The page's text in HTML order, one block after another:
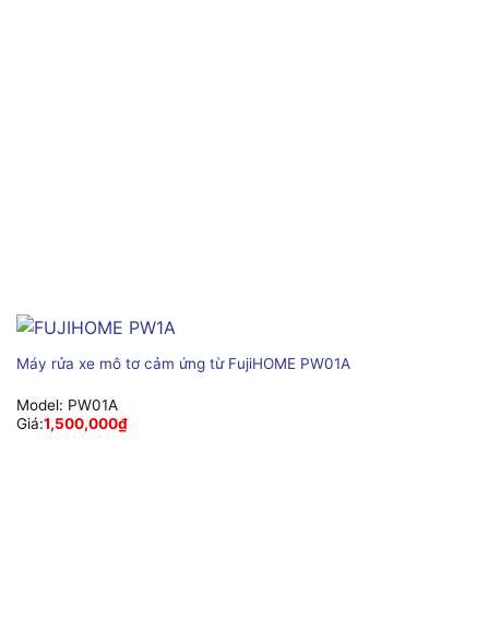
Máy rửa xe mô tơ cảm ứng từ FujiHOME PW01A
Model: PW01A
Giá:1,500,000₫